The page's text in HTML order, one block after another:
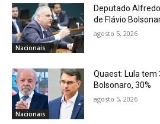
Nacionais
Deputado
de Flávio
agosto 5, 2026
Nacionais
Quaest: Lula tem
Bolsonaro, 30%
agosto 5, 2026